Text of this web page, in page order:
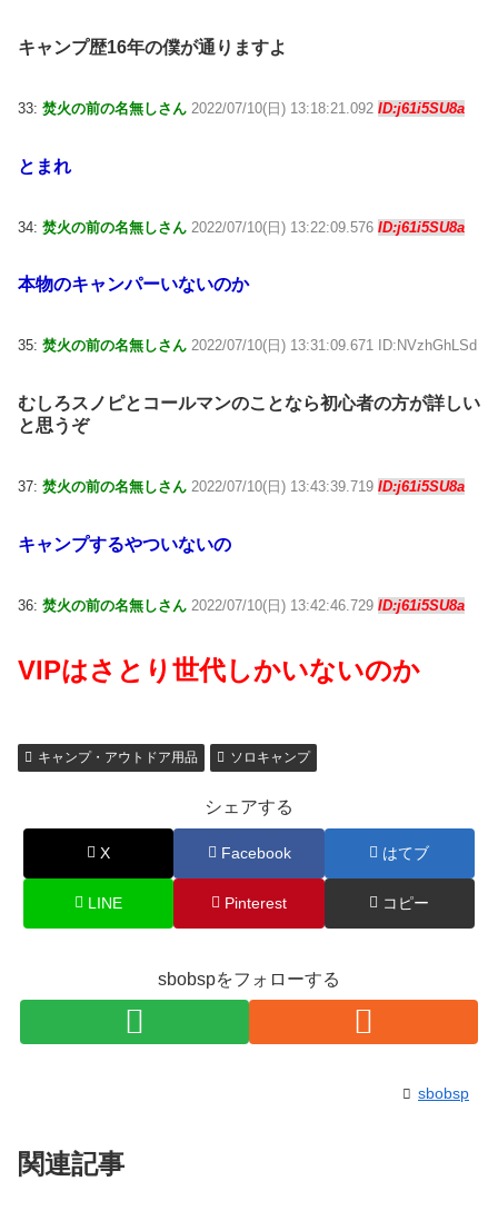
キャンプ歴16年の僕が通りますよ
33: 焚火の前の名無しさん 2022/07/10(日) 13:18:21.092 ID:j61i5SU8a
とまれ
34: 焚火の前の名無しさん 2022/07/10(日) 13:22:09.576 ID:j61i5SU8a
本物のキャンパーいないのか
35: 焚火の前の名無しさん 2022/07/10(日) 13:31:09.671 ID:NVzhGhLSd
むしろスノピとコールマンのことなら初心者の方が詳しい
と思うぞ
37: 焚火の前の名無しさん 2022/07/10(日) 13:43:39.719 ID:j61i5SU8a
キャンプするやついないの
36: 焚火の前の名無しさん 2022/07/10(日) 13:42:46.729 ID:j61i5SU8a
VIPはさとり世代しかいないのか
キャンプ・アウトドア用品 ソロキャンプ
シェアする
X Facebook はてブ
LINE Pinterest コピー
sbobspをフォローする
sbobsp
関連記事